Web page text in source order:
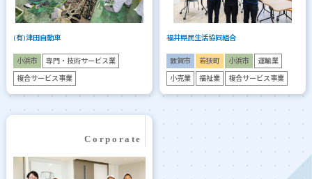
(有)津田自動車
小浜市 専門・技術サービス業
複合サービス事業
福井県民生活協同組合
敦賀市 若狭町 小浜市 運輸業
小売業 福祉業 複合サービス事業